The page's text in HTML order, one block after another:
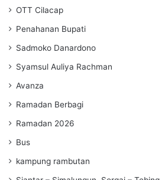
OTT Cilacap
Penahanan Bupati
Sadmoko Danardono
Syamsul Auliya Rachman
Avanza
Ramadan Berbagi
Ramadan 2026
Bus
kampung rambutan